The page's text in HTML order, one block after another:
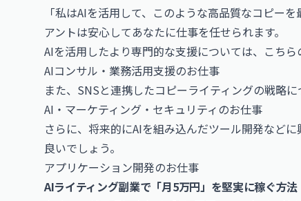
「私はAIを活用して、このような高品質なコピーを
アントは安心してあなたに仕事を任せられます。
AIを活用したより専門的な支援については、こちら
AIコンサル・業務活用支援のお仕事
また、SNSと連携したコピーライティングの戦略
AI・マーケティング・セキュリティのお仕事
さらに、将来的にAIを組み込んだツール開発など
良いでしょう。
アプリケーション開発のお仕事
AIライティング副業で「月5万円」を堅実に稼ぐ方法